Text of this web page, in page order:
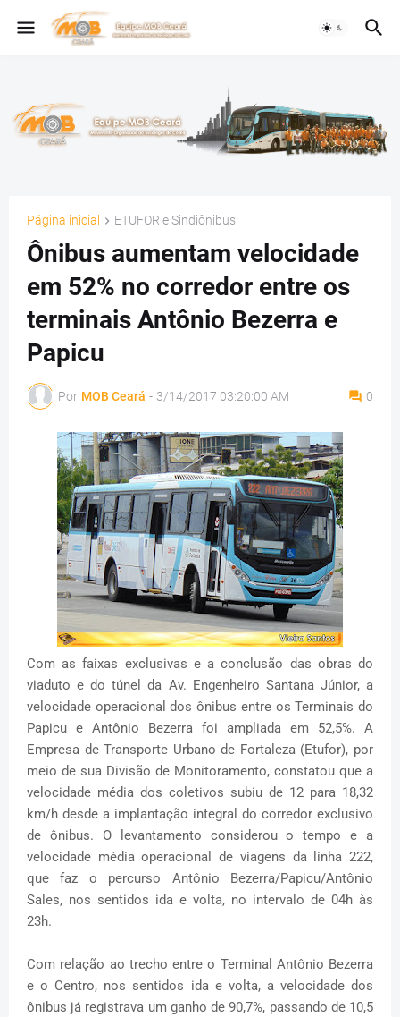
Página inicial ETUFOR e Sindiônibus
Ônibus aumentam velocidade
em 52% no corredor entre os
terminais Antônio Bezerra e
Papicu
Por MOB Ceará - 3/14/2017 03:20:00 AM 0
Com as faixas exclusivas e a conclusão das obras do
viaduto e do túnel da Av. Engenheiro Santana Júnior, a
velocidade operacional dos ônibus entre os Terminais do
Papicu e Antônio Bezerra foi ampliada em 52,5%. A
Empresa de Transporte Urbano de Fortaleza (Etufor), por
meio de sua Divisão de Monitoramento, constatou que a
velocidade média dos coletivos subiu de 12 para 18,32
km/h desde a implantação integral do corredor exclusivo
de ônibus. O levantamento considerou o tempo e a
velocidade média operacional de viagens da linha 222,
que faz o percurso Antônio Bezerra/Papicu/Antônio
Sales, nos sentidos ida e volta, no intervalo de 04h às
23h.
Com relação ao trecho entre o Terminal Antônio Bezerra
e o Centro, nos sentidos ida e volta, a velocidade dos
ônibus já registrava um ganho de 90,7%, passando de 10,5